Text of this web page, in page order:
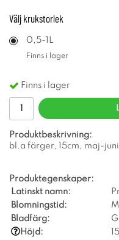
Välj krukstorlek
0,5-1L
Finns i lager
Finns i lager
Produktbeskrivning:
bl.a färger, 15cm, maj-
Produktegenskaper:
Latinskt namn:
Blomningstid:
Bladfärg:
Höjd: